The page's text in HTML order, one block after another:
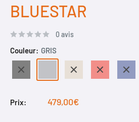
BLUESTAR
0 avis
Couleur: GRIS
NOIR
BEIGE ROUGE MARINE
Prix:
Prix
479,00€